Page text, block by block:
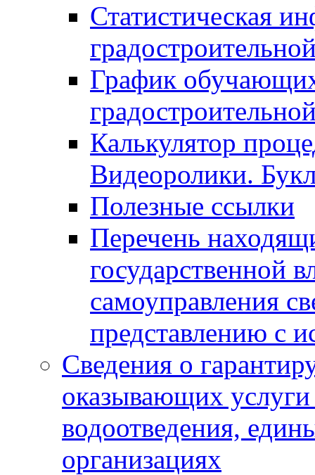
Статистическая
График
Калькулятор
Видеоролики.
Полезные ссылки
Перечень
государственной
самоуправления
представлению с
Сведения о
оказывающих
водоотведения,
организациях